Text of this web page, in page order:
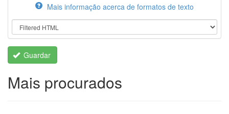
Mais informação acerca de formatos de texto
Guardar
Mais procurados